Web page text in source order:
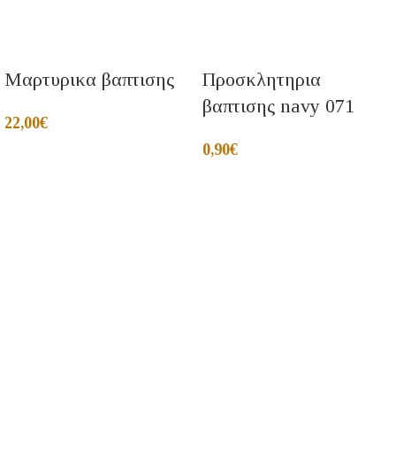
Μαρτυρικα βαπτισης
22,00€
Προσκλητηρια
βαπτισης navy 071
0,90€